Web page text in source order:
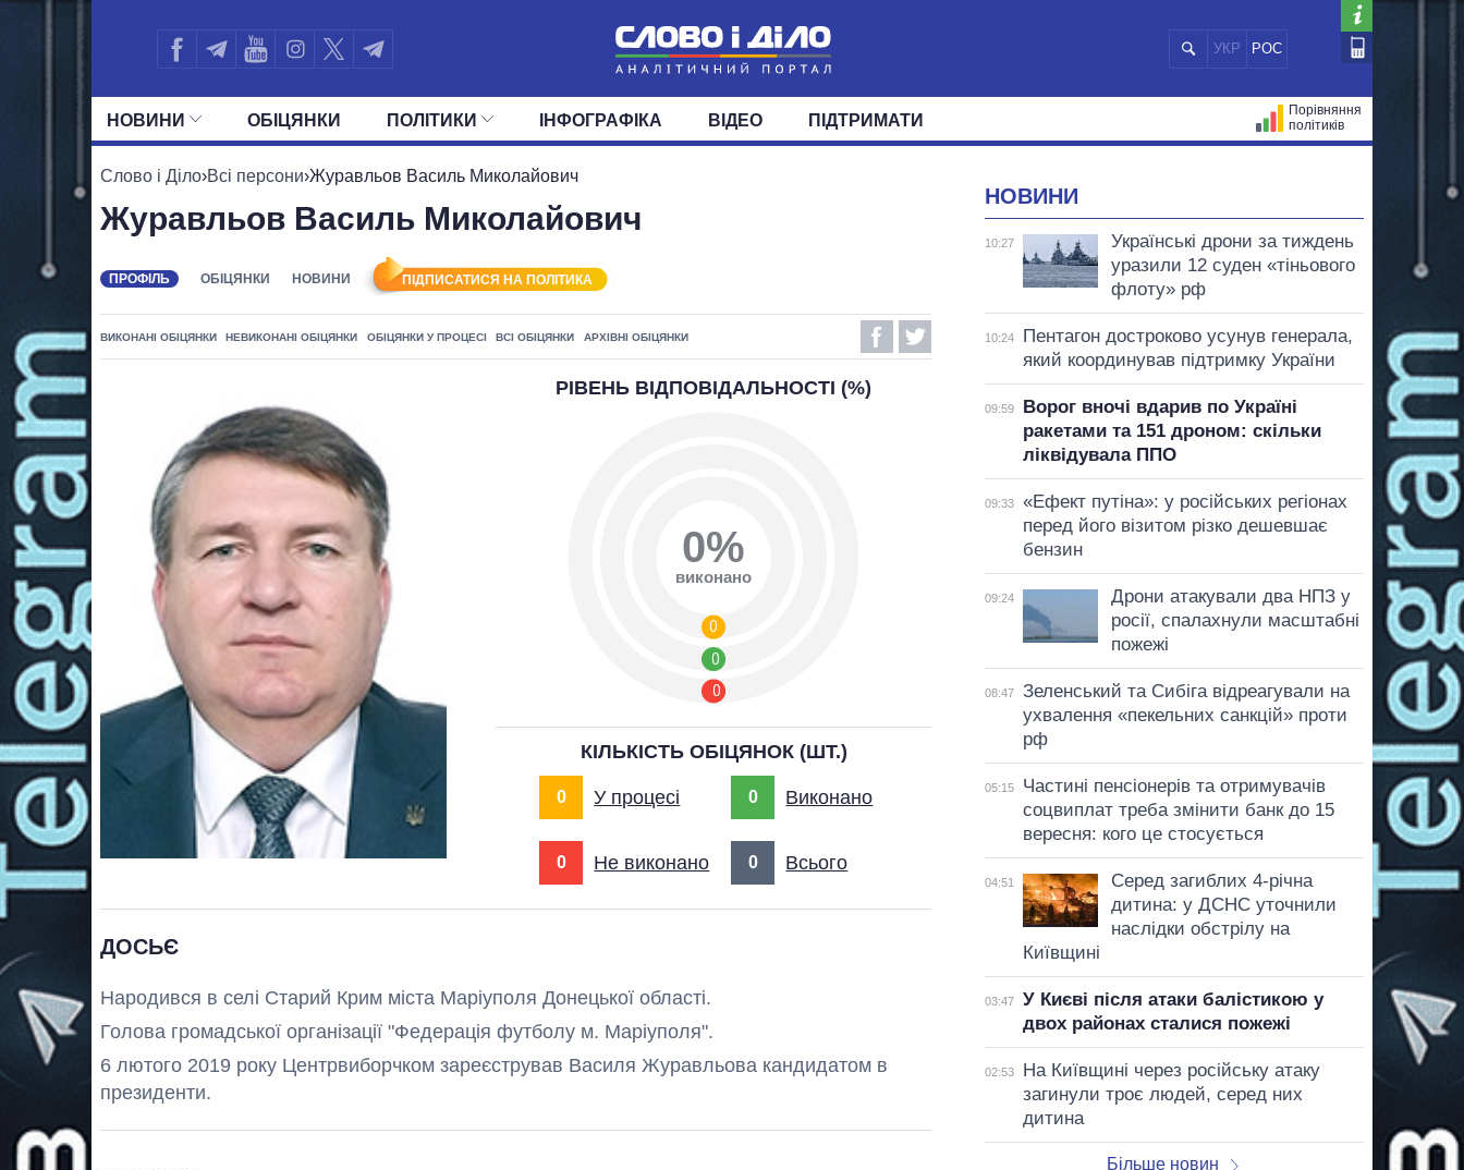
УКР РОС
НОВИНИ
СТРІЧКА
ПОЛІТИКА
ОБIЦЯНКИ ПОЛIТИКИ
УСІ ПОЛІТИКИ ПРЕЗИДЕНТ І ОФІС ВЕРХОВНА РАДА
ДЕПУТАТИ
ІНФОГРАФІКА ВІДЕО ПІДТРИМАТИ
Порівняння
політиків
Слово і Діло›Всі персони›Журавльов Василь Миколайович
Журавльов Василь Миколайович
ПРОФІЛЬ ОБІЦЯНКИ НОВИНИ ПІДПИСАТИСЯ НА ПОЛІТИКА
ВИКОНАНІ ОБІЦЯНКИ НЕВИКОНАНІ ОБІЦЯНКИ ОБІЦЯНКИ У ПРОЦЕСІ ВСІ ОБІЦЯНКИ АРХІВНІ ОБІЦЯНКИ
ДОСЬЄ
Народився в селі Старий Крим міста Маріуполя Донецької області.
Голова громадської організації "Федерація футболу м. Маріуполя".
6 лютого 2019 року Центрвиборчком зареєстрував Василя Журавльова кандидатом в
президенти.
РІВЕНЬ ВІДПОВІДАЛЬНОСТІ (%)
0
0
0
0%
виконано
КІЛЬКІСТЬ ОБІЦЯНОК (ШТ.)
0 У процесі 0 Виконано
0 Не виконано 0 Всього
НОВИНИ
10:27
Українські дрони за тиждень
уразили 12 суден «тіньового
флоту» рф
10:24
Пентагон достроково усунув генерала,
який координував підтримку України
09:59
Ворог вночі вдарив по Україні
ракетами та 151 дроном: скільки
ліквідувала ППО
09:33
«Ефект путіна»: у російських регіонах
перед його візитом різко дешевшає
бензин
09:24
Дрони атакували два НПЗ у
росії, спалахнули масштабні
пожежі
08:47
Зеленський та Сибіга відреагували на
ухвалення «пекельних санкцій» проти
рф
05:15
Частині пенсіонерів та отримувачів
соцвиплат треба змінити банк до 15
вересня: кого це стосується
04:51
Серед загиблих 4-річна
дитина: у ДСНС уточнили
наслідки обстрілу на
Київщині
03:47
У Києві після атаки балістикою у
двох районах сталися пожежі
02:53
На Київщині через російську атаку
загинули троє людей, серед них
дитина
Більше новин